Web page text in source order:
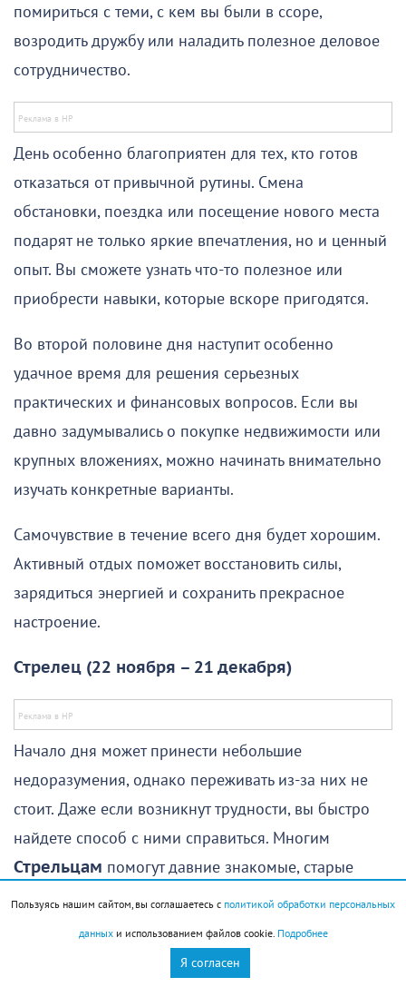
помириться с теми, с кем вы были в ссоре,
возродить дружбу или наладить полезное деловое
сотрудничество.
День особенно благоприятен для тех, кто готов
отказаться от привычной рутины. Смена
обстановки, поездка или посещение нового места
подарят не только яркие впечатления, но и ценный
опыт. Вы сможете узнать что-то полезное или
приобрести навыки, которые вскоре пригодятся.
Во второй половине дня наступит особенно
удачное время для решения серьезных
практических и финансовых вопросов. Если вы
давно задумывались о покупке недвижимости или
крупных вложениях, можно начинать внимательно
изучать конкретные варианты.
Самочувствие в течение всего дня будет хорошим.
Активный отдых поможет восстановить силы,
зарядиться энергией и сохранить прекрасное
настроение.
Стрелец (22 ноября – 21 декабря)
Начало дня может принести небольшие
недоразумения, однако переживать из-за них не
стоит. Даже если возникнут трудности, вы быстро
найдете способ с ними справиться. Многим
Стрельцам помогут давние знакомые, старые
друзья или кто-то из родственников, поэтому не
стесняйтесь обращаться за поддержкой.
Самой удачной частью дня станет его середина,
Пользуясь нашим сайтом, вы соглашаетесь с политикой обработки персональных
данныхи использованием файлов cookie. Подробнее
Я согласен